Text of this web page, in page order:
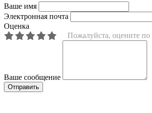
Ваше имя
Электронная почта
Оценка
Пожалуйста, оцените
Ваше сообщение